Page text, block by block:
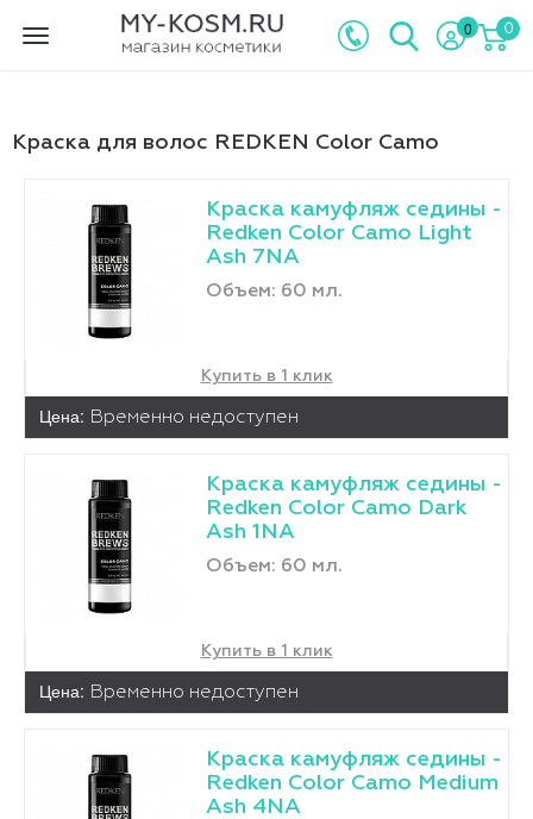
Toggle
0 0
Краска для волос REDKEN Color Camo
Краска камуфляж седины -
Redken Color Camo Light
Ash 7NA
Объем: 60 мл.
Купить в 1 клик
Цена: Временно недоступен
Краска камуфляж седины -
Redken Color Camo Dark
Ash 1NA
Объем: 60 мл.
Купить в 1 клик
Цена: Временно недоступен
Краска камуфляж седины -
Redken Color Camo Medium
Ash 4NA